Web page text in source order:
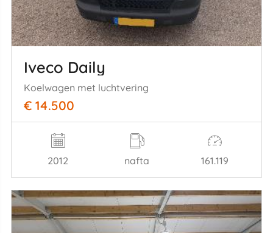
Iveco Daily
Koelwagen met luchtvering
€ 14.500
2012 nafta 161.119